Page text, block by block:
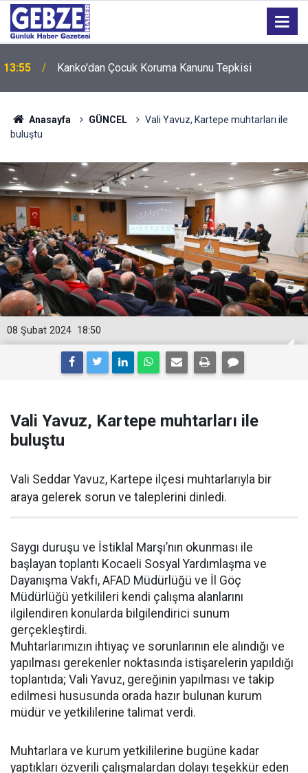
13:55 Kanko'dan Çocuk Koruma Kanunu Tepkisi
Anasayfa GÜNCEL
Vali Yavuz, Kartepe muhtarları ile
buluştu
18:50
08 Şubat 2024
Vali Yavuz, Kartepe muhtarları ile
buluştu
Vali Seddar Yavuz, Kartepe ilçesi muhtarlarıyla bir
araya gelerek sorun ve taleplerini dinledi.
Saygı duruşu ve İstiklal Marşı’nın okunması ile
başlayan toplantı Kocaeli Sosyal Yardımlaşma ve
Dayanışma Vakfı, AFAD Müdürlüğü ve İl Göç
Müdürlüğü yetkilileri kendi çalışma alanlarını
ilgilendiren konularda bilgilendirici sunum
gerçekleştirdi.
Muhtarlarımızın ihtiyaç ve sorunlarının ele alındığı ve
yapılması gerekenler noktasında istişarelerin yapıldığı
toplantıda; Vali Yavuz, gereğinin yapılması ve takip
edilmesi hususunda orada hazır bulunan kurum
müdür ve yetkililerine talimat verdi.
Muhtarlara ve kurum yetkililerine bugüne kadar
yaptıkları özverili çalışmalardan dolayı teşekkür eden